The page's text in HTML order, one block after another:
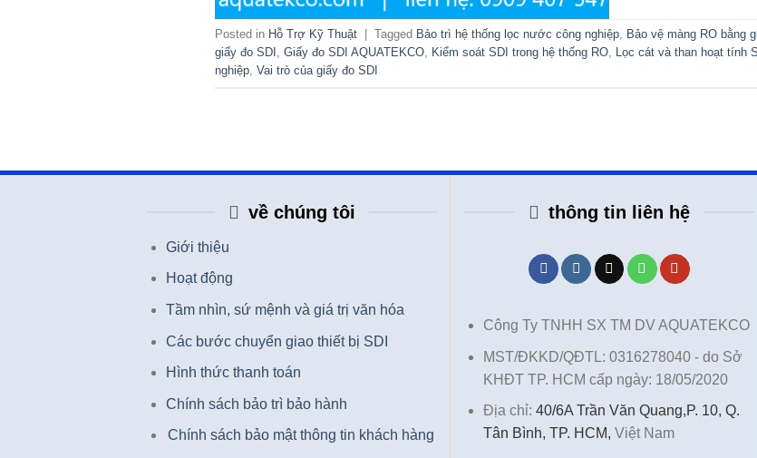
Posted in Hỗ Trợ Kỹ Thuật Tagged Bảo trì hệ thống lọc nước công nghiệp, Bảo vệ màng RO bằng
giấy đo SDI , Giấy đo SDI AQUATEKCO, Kiểm soát SDI trong hệ thống RO, Lọc cát và than hoạt tính
nghiệp, Vai trò của giấy đo SDI
về chúng tôi
Giới thiệu
Hoạt động
Tầm nhìn, sứ mệnh và giá trị văn hóa
Các bước chuyển giao thiết bị SDI
Hình thức thanh toán
Chính sách bảo trì bảo hành
Chính sách bảo mật thông tin khách hàng
thông tin liên hệ
Công Ty TNHH SX TM DV AQUATEKCO
MST/ĐKKD/QĐTL: 0316278040 - do Sở
KHĐT TP. HCM cấp ngày: 18/05/2020
Địa chỉ: 40/6A Trần Văn Quang,P. 10, Q.
Tân Bình, TP. HCM, Việt Nam